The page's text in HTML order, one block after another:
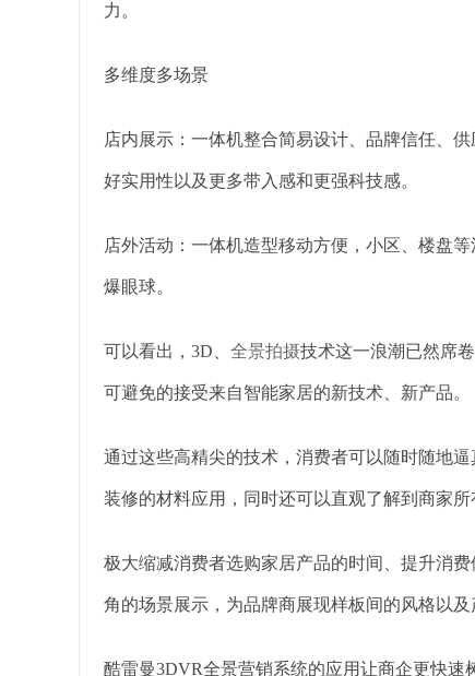
力。
多维度多场景
店内展示：一体机整合简易设计、品牌信任、
好实用性以及更多带入感和更强科技感。
店外活动：一体机造型移动方便，小区、楼盘
爆眼球。
可以看出，3D、 全景拍摄技术这一浪潮已然席
可避免的接受来自智能家居的新技术、新产品。
通过这些高精尖的技术，消费者可以随时随地
装修的材料应用，同时还可以直观了解到商家
极大缩减消费者选购家居产品的时间、提升消
角的场景展示，为品牌商展现样板间的风格以
酷雷曼3DVR全景营销系统的应用让商企更快